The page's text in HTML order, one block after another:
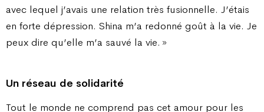
avec lequel j’avais une relation très fusionnelle. J’étais
en forte dépression. Shina m’a redonné goût à la vie. Je
peux dire qu’elle m’a sauvé la vie. »
Un réseau de solidarité
Tout le monde ne comprend pas cet amour pour les